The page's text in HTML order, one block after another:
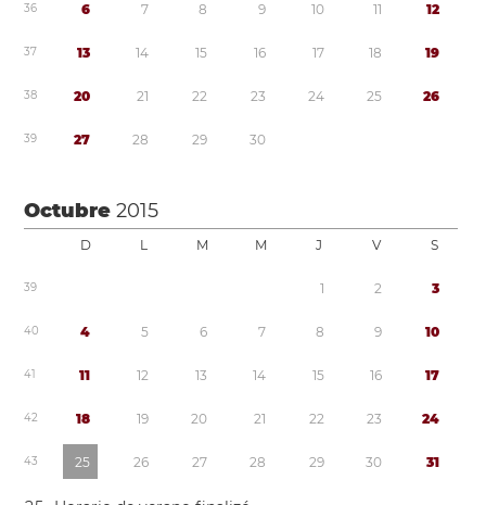
36 6 7 8 9 10 11 12
37 13 14 15 16 17 18 19
38 20 21 22 23 24 25 26
39 27 28 29 30
Octubre2015
D L M M J V S
39 1 2 3
40 4 5 6 7 8 9 10
41 11 12 13 14 15 16 17
42 18 19 20 21 22 23 24
43 25 26 27 28 29 30 31